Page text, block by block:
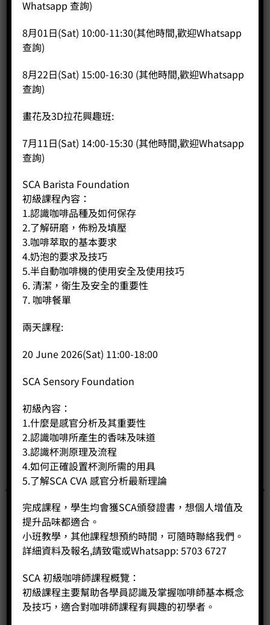
分類：Timemore 泰摩
商品說明
栗子C 是Timemore磨豆器系列中，價格最親民、性價比極高的
咖啡需要的細粉控制。
雙定點軸承，內置粗幼度調節，曲柄設計和附合人體工學的機
身。
C3 與 C2 的分別是採用了 S2C (Spike to Cut) 38mm刀盤。
相關商品
Fellow ODE 精準磨豆機
Price: HK$2,790.00
Whatsapp 查詢)
8月01日(Sat) 10:00-11:30(其他時間,歡迎Whatsapp
查詢)
8月22日(Sat) 15:00-16:30 (其他時間,歡迎Whatsapp
查詢)
畫花及3D拉花興趣班:
7月11日(Sat) 14:00-15:30 (其他時間,歡迎Whatsapp
查詢)
SCA Barista Foundation
初級課程內容：
1.認識咖啡品種及如何保存
2.了解研磨，佈粉及填壓
3.咖啡萃取的基本要求
4.奶泡的要求及技巧
5.半自動咖啡機的使用安全及使用技巧
6. 清潔，衛生及安全的重要性
7. 咖啡餐單
兩天課程:
20 June 2026(Sat) 11:00-18:00
SCA Sensory Foundation
初級內容：
1.什麼是感官分析及其重要性
2.認識咖啡所產生的香味及味道
3.認識杯測原理及流程
4.如何正確設置杯測所需的用具
5.了解SCA CVA 感官分析最新理論
完成課程，學生均會獲SCA頒發證書，想個人增值及
提升品味都適合。
小班教學，其他課程想預約時間，可隨時聯絡我們。
詳細資料及報名,請致電或Whatsapp: 5703 6727
SCA 初級咖啡師課程概覽：
初級課程主要幫助各學員認識及掌握咖啡師基本概念
及技巧，適合對咖啡師課程有興趣的初學者。